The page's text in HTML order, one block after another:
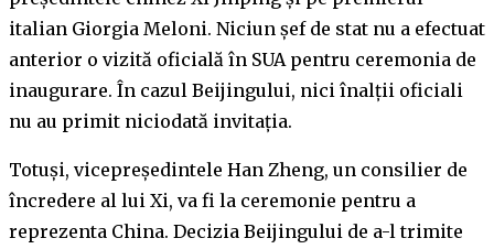
italian Giorgia Meloni. Niciun șef de stat nu a efectuat
anterior o vizită oficială în SUA pentru ceremonia de
inaugurare. În cazul Beijingului, nici înalții oficiali
nu au primit niciodată invitația.
Totuși, vicepreședintele Han Zheng, un consilier de
încredere al lui Xi, va fi la ceremonie pentru a
reprezenta China. Decizia Beijingului de a-l trimite